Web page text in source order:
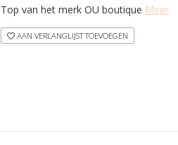
Top van het merk OU boutique Meer
AAN VERLANGLIJST TOEVOEGEN